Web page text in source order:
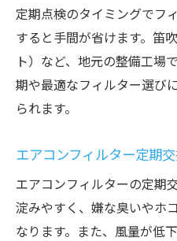
定期点検のタイミングでフ
すると手間が省けます。笛
ト）など、地元の整備工場
期や最適なフィルター選び
られます。
エアコンフィルター定期
エアコンフィルターの定期
淀みやすく、嫌な臭いやホ
なります。また、風量が低